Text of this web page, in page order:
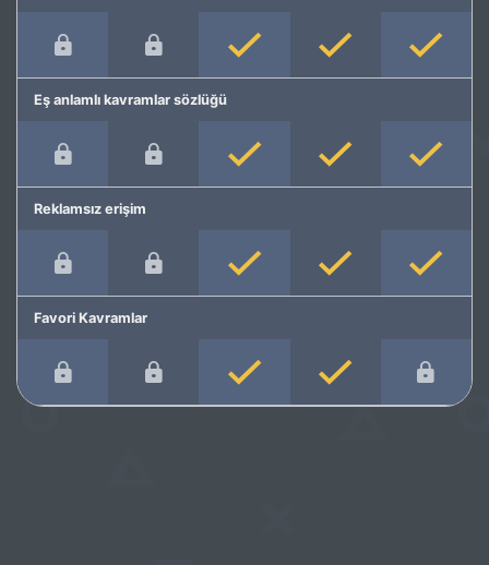
Eş anlamlı kavramlar sözlüğü
Reklamsız erişim
Favori Kavramlar